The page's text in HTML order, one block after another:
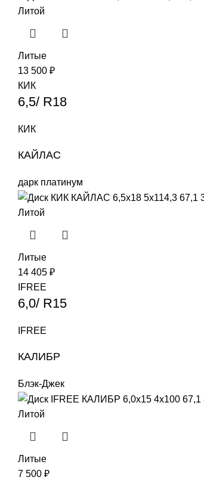
Литой
Литые
13 500 ₽
КИК
6,5/ R18
КИК
КАЙЛАС
дарк платинум
Литой
Литые
14 405 ₽
IFREE
6,0/ R15
IFREE
КАЛИБР
Блэк-Джек
Литой
Литые
7 500 ₽